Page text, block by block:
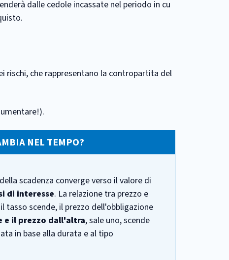
dalle cedole incassate nel periodo in cu
rischi, che rappresentano la contropartita del
NEL TEMPO?
scadenza converge verso il valore di
di interesse. La relazione tra prezzo e
tasso scende, il prezzo dell'obbligazione
e il prezzo dall'altra, sale uno, scende
in base alla durata e al tipo